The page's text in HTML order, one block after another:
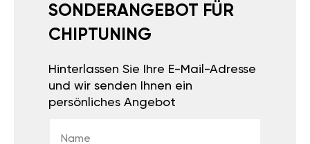
SONDERANGEBOT FÜR
CHIPTUNING
Hinterlassen Sie Ihre E-Mail-Adresse
und wir senden Ihnen ein
persönliches Angebot